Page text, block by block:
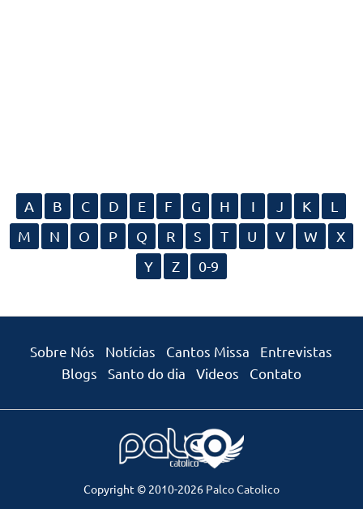
A B C D E F G H I J K
L
M
N O P Q R S T U V W
X
Y
Z 0-9
Sobre Nós Notícias Cantos Missa
Entrevistas
Blogs
Santo do dia Videos Contato
Copyright © 2010-2026 Palco Catolico